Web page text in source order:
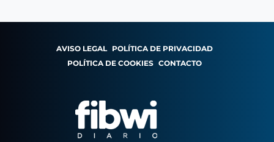
AVISO LEGAL POLÍTICA DE PRIVACIDAD
POLÍTICA DE COOKIES CONTACTO